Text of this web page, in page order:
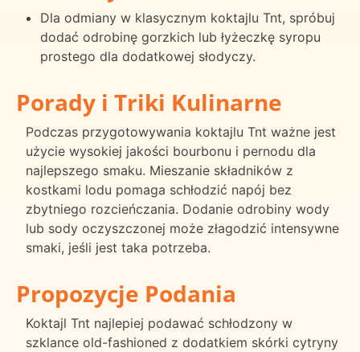
Dla odmiany w klasycznym koktajlu Tnt, spróbuj
dodać odrobinę gorzkich lub łyżeczkę syropu
prostego dla dodatkowej słodyczy.
Porady i Triki Kulinarne
Podczas przygotowywania koktajlu Tnt ważne jest
użycie wysokiej jakości bourbonu i pernodu dla
najlepszego smaku. Mieszanie składników z
kostkami lodu pomaga schłodzić napój bez
zbytniego rozcieńczania. Dodanie odrobiny wody
lub sody oczyszczonej może złagodzić intensywne
smaki, jeśli jest taka potrzeba.
Propozycje Podania
Koktajl Tnt najlepiej podawać schłodzony w
szklance old-fashioned z dodatkiem skórki cytryny